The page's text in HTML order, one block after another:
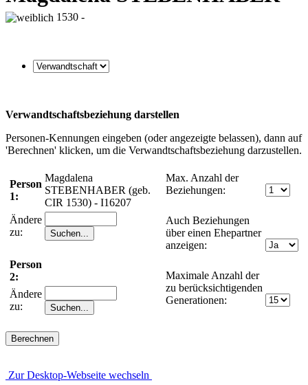
1530 -
Verwandtschaftsbeziehung darstellen
Personen-Kennungen eingeben (oder angezeigte belassen), dann auf
'Berechnen' klicken, um die Verwandtschaftsbeziehung darzustellen.
Person
1:
Magdalena
STEBENHABER (geb.
CIR 1530) - I16207
Ändere
zu:
Person
2:
Ändere
zu:
Max. Anzahl der
Beziehungen:
Auch Beziehungen
über einen Ehepartner
anzeigen:
Maximale Anzahl der
zu berücksichtigenden
Generationen:
Zur Desktop-Webseite wechseln